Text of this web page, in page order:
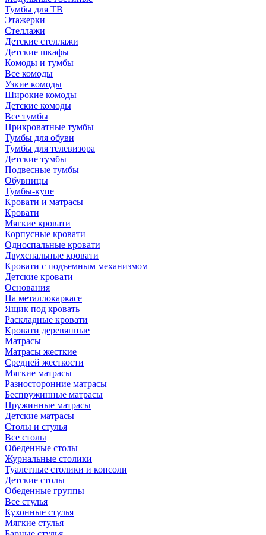
Тумбы для ТВ
Этажерки
Стеллажи
Детские стеллажи
Детские шкафы
Комоды и тумбы
Все комоды
Узкие комоды
Широкие комоды
Детские комоды
Все тумбы
Прикроватные тумбы
Тумбы для обуви
Тумбы для телевизора
Детские тумбы
Подвесные тумбы
Обувницы
Тумбы-купе
Кровати и матрасы
Кровати
Мягкие кровати
Корпусные кровати
Односпальные кровати
Двухспальные кровати
Кровати с подъемным механизмом
Детские кровати
Основания
На металлокаркасе
Ящик под кровать
Раскладные кровати
Кровати деревянные
Матрасы
Матрасы жесткие
Средней жесткости
Мягкие матрасы
Разносторонние матрасы
Беспружинные матрасы
Пружинные матрасы
Детские матрасы
Столы и стулья
Все столы
Обеденные столы
Журнальные столики
Туалетные столики и консоли
Детские столы
Обеденные группы
Все стулья
Кухонные стулья
Мягкие стулья